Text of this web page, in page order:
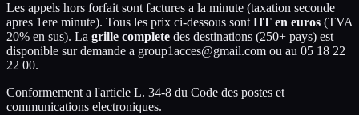
Les appels hors forfait sont factures a la minute (taxation seconde
apres 1ere minute). Tous les prix ci-dessous sontHT en euros (TVA
20% en sus). La grille complete des destinations (250+ pays) est
disponible sur demande a group1acces@gmail.com ou au 05 18 22
22 00.
Conformement a l'article L. 34-8 du Code des postes et
communications electroniques.